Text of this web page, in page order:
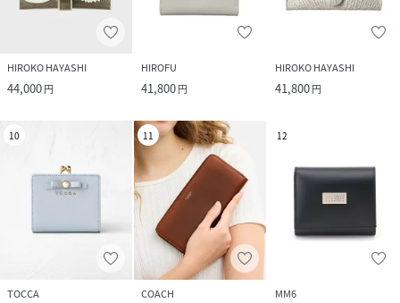
HIROKO HAYASHI
44,000円
HIROFU
41,800円
HIROKO HAYASHI
41,800円
10
TOCCA
11
COACH
12
MM6